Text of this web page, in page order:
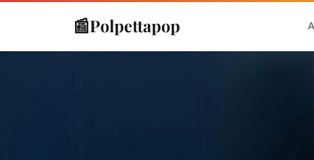
📰Polpettapop